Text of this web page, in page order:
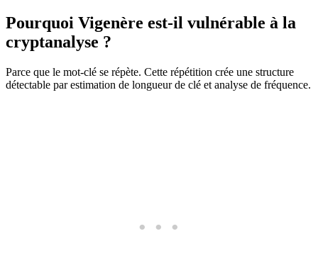
Pourquoi Vigenère est-il vulnérable à la
cryptanalyse ?
Parce que le mot-clé se répète. Cette répétition crée une structure
détectable par estimation de longueur de clé et analyse de fréquence.